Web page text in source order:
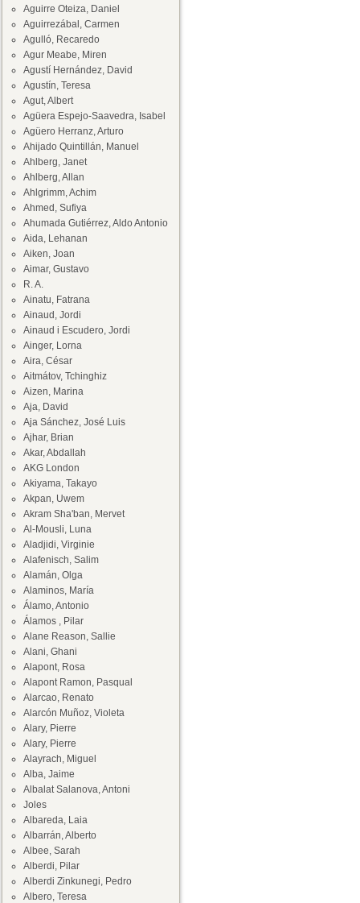
Aguirre Oteiza, Daniel
Aguirrezábal, Carmen
Agulló, Recaredo
Agur Meabe, Miren
Agustí Hernández, David
Agustín, Teresa
Agut, Albert
Agüera Espejo-Saavedra, Isabel
Agüero Herranz, Arturo
Ahijado Quintillán, Manuel
Ahlberg, Janet
Ahlberg, Allan
Ahlgrimm, Achim
Ahmed, Sufiya
Ahumada Gutiérrez, Aldo Antonio
Aida, Lehanan
Aiken, Joan
Aimar, Gustavo
R. A.
Ainatu, Fatrana
Ainaud, Jordi
Ainaud i Escudero, Jordi
Ainger, Lorna
Aira, César
Aitmátov, Tchinghiz
Aizen, Marina
Aja, David
Aja Sánchez, José Luis
Ajhar, Brian
Akar, Abdallah
AKG London
Akiyama, Takayo
Akpan, Uwem
Akram Sha'ban, Mervet
Al-Mousli, Luna
Aladjidi, Virginie
Alafenisch, Salim
Alamán, Olga
Alaminos, María
Álamo, Antonio
Álamos , Pilar
Alane Reason, Sallie
Alani, Ghani
Alapont, Rosa
Alapont Ramon, Pasqual
Alarcao, Renato
Alarcón Muñoz, Violeta
Alary, Pierre
Alary, Pierre
Alayrach, Miguel
Alba, Jaime
Albalat Salanova, Antoni
Joles
Albareda, Laia
Albarrán, Alberto
Albee, Sarah
Alberdi, Pilar
Alberdi Zinkunegi, Pedro
Albero, Teresa